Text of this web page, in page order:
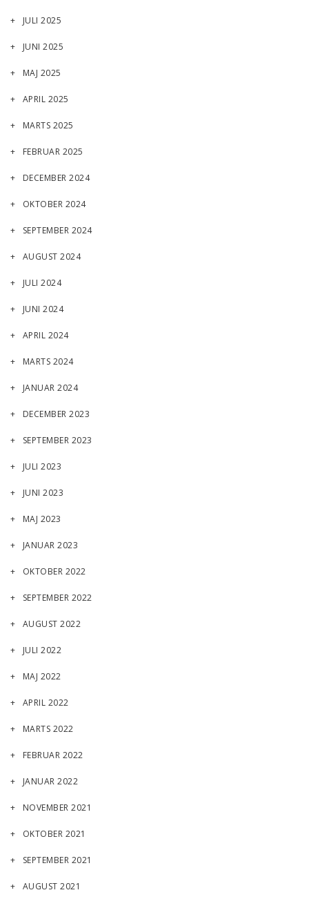
JULI 2025
JUNI 2025
MAJ 2025
APRIL 2025
MARTS 2025
FEBRUAR 2025
DECEMBER 2024
OKTOBER 2024
SEPTEMBER 2024
AUGUST 2024
JULI 2024
JUNI 2024
APRIL 2024
MARTS 2024
JANUAR 2024
DECEMBER 2023
SEPTEMBER 2023
JULI 2023
JUNI 2023
MAJ 2023
JANUAR 2023
OKTOBER 2022
SEPTEMBER 2022
AUGUST 2022
JULI 2022
MAJ 2022
APRIL 2022
MARTS 2022
FEBRUAR 2022
JANUAR 2022
NOVEMBER 2021
OKTOBER 2021
SEPTEMBER 2021
AUGUST 2021